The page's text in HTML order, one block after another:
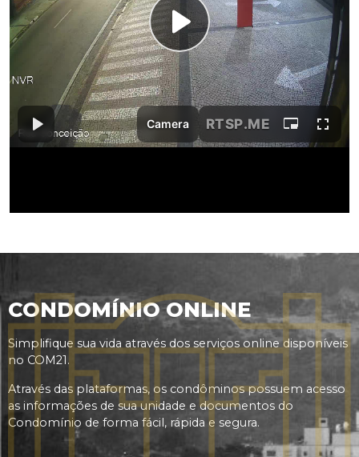
CONDOMÍNIO ONLINE
Simplifique sua vida através dos serviços online disponíveis
no COM21.
Através das plataformas, os condôminos possuem acesso
as informações de sua unidade e documentos do
Condomínio de forma fácil, rápida e segura.